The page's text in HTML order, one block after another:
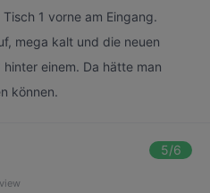
1 vorne am Eingang.
mega kalt und die neuen
einem. Da hätte man
können.
5/6